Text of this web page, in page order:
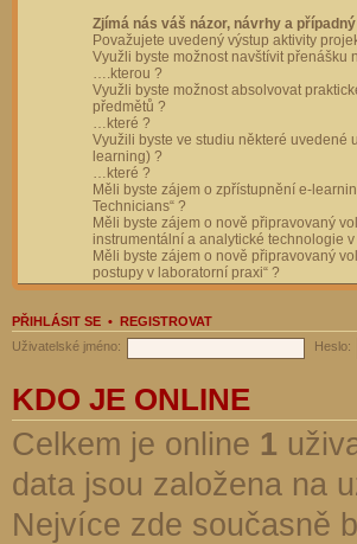
Zjímá nás váš názor, návrhy a
Považujete uvedený výstup aktivity
Využli byste možnost navštívit přenášku
….kterou ?
Využli byste možnost absolvovat
předmětů ?
…které ?
Využili byste ve studiu některé uvedené
learning) ?
…které ?
Měli byste zájem o zpřístupnění e-
Technicians“ ?
Měli byste zájem o nově připravovaný
instrumentální a analytické technologie
Měli byste zájem o nově připravovaný
postupy v laboratorní praxi“ ?
PŘIHLÁSIT SE • REGISTROVAT
Uživatelské jméno:
Heslo:
KDO JE ONLINE
Celkem je online 1
data jsou založena na
Nejvíce zde současně